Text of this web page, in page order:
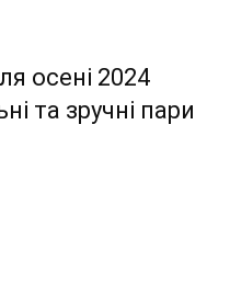
осені 2024
та зручні пари